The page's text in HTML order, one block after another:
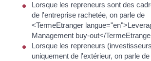
Lorsque les repreneurs sont des
de l'entreprise rachetée, on parle de
<TermeEtranger
Management buy-out</
Lorsque les repreneurs
uniquement de l'extérieur, on parle de